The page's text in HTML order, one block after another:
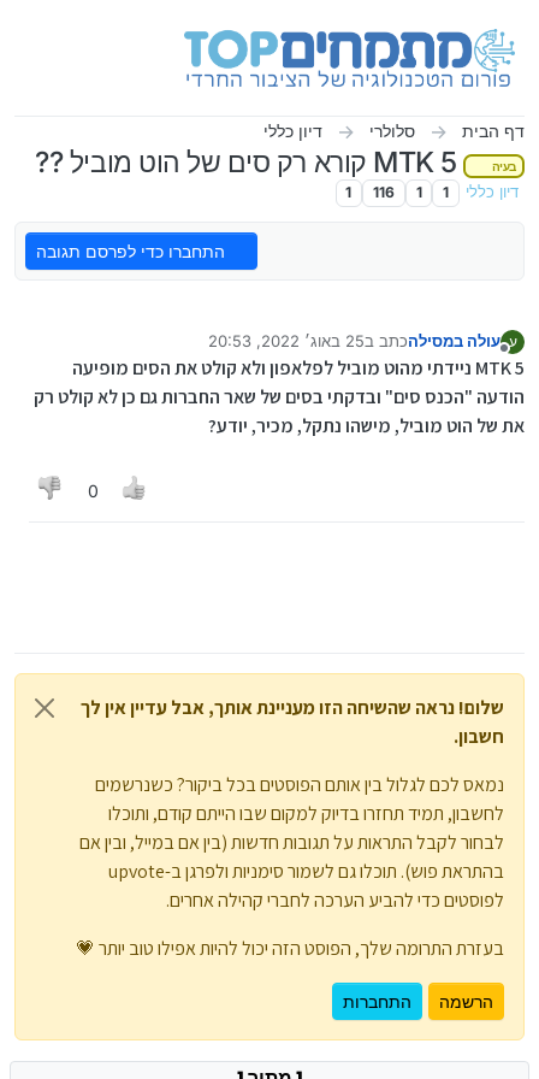
דף הבית סלולרי דיון כללי
בעיה MTK 5 קורא רק סים של הוט מוביל ??
דיון כללי 1
1
116
1
התחברו כדי לפרסם תגובה
ע
מנותק
עולה במסילהכתב ב25 באוג׳ 2022, 20:53
נערך לאחרונה על ידי
MTK 5 ניידתי מהוט מוביל לפלאפון ולא קולט את הסים מופיעה
הודעה "הכנס סים" ובדקתי בסים של שאר החברות גם כן לא קולט רק
את של הוט מוביל, מישהו נתקל, מכיר, יודע?
0
שלום! נראה שהשיחה הזו מעניינת אותך, אבל עדיין אין לך
חשבון.
נמאס לכם לגלול בין אותם הפוסטים בכל ביקור? כשנרשמים
לחשבון, תמיד תחזרו בדיוק למקום שבו הייתם קודם, ותוכלו
לבחור לקבל התראות על תגובות חדשות (בין אם במייל, ובין אם
בהתראת פוש). תוכלו גם לשמור סימניות ולפרגן ב-upvote
לפוסטים כדי להביע הערכה לחברי קהילה אחרים.
בעזרת התרומה שלך, הפוסט הזה יכול להיות אפילו טוב יותר 💗
הרשמה התחברות